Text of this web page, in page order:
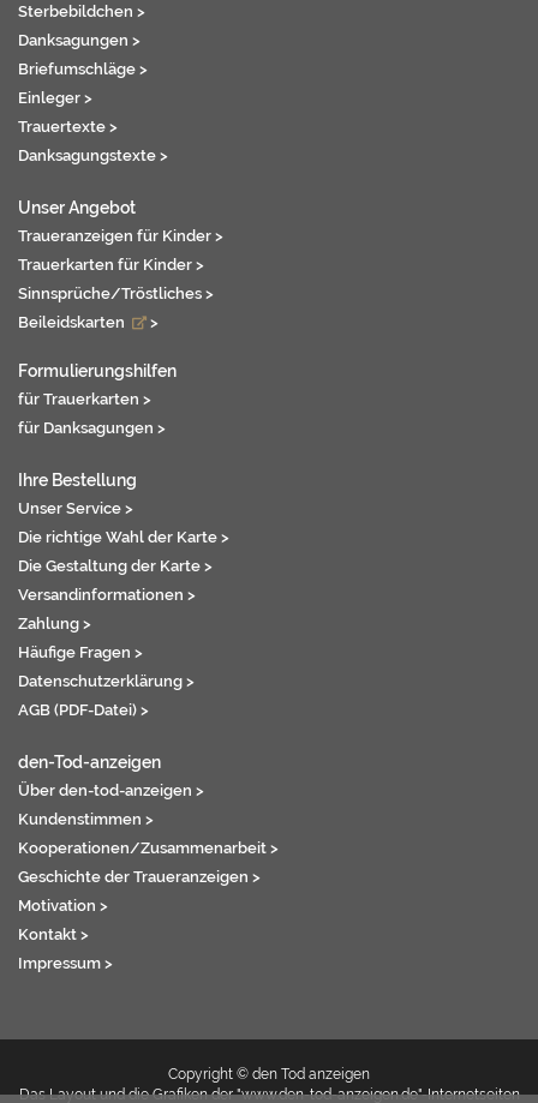
Sterbebildchen >
Danksagungen >
Briefumschläge >
Einleger >
Trauertexte >
Danksagungstexte >
Unser Angebot
Traueranzeigen für Kinder >
Trauerkarten für Kinder >
Sinnsprüche/Tröstliches >
Beileidskarten
>
Formulierungshilfen
für Trauerkarten >
für Danksagungen >
Ihre Bestellung
Unser Service >
Die richtige Wahl der Karte >
Die Gestaltung der Karte >
Versandinformationen >
Zahlung >
Häufige Fragen >
Datenschutzerklärung >
AGB (PDF-Datei) >
den-Tod-anzeigen
Über den-tod-anzeigen >
Kundenstimmen >
Kooperationen/Zusammenarbeit >
Geschichte der Traueranzeigen >
Motivation >
Kontakt >
Impressum >
Copyright © den Tod anzeigen
Das Layout und die Grafiken der "www.den-tod-anzeigen.de"-Internetseiten